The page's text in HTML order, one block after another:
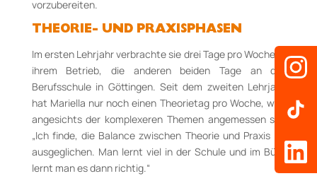
vorzubereiten.
THEORIE- UND PRAXISPHASEN
Im ersten Lehrjahr verbrachte sie drei Tage pro Woche in
ihrem Betrieb, die anderen beiden Tage an der
Berufsschule in Göttingen. Seit dem zweiten Lehrjahr
hat Mariella nur noch einen Theorietag pro Woche, was
angesichts der komplexeren Themen angemessen sei.
„Ich finde, die Balance zwischen Theorie und Praxis ist
ausgeglichen. Man lernt viel in der Schule und im Büro
lernt man es dann richtig.“